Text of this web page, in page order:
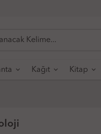
Kağıt Kitap